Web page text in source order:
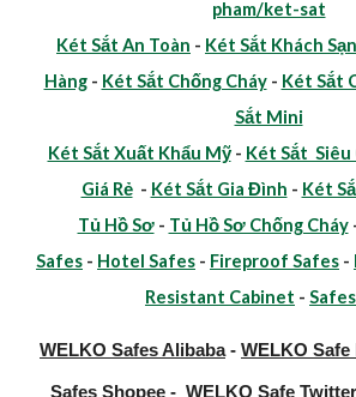
pham/ket-sat
Két Sắt An Toàn - Két Sắt Khách Sạn
Hàng- Két Sắt Chống Cháy- Két Sắt
Sắt Mini
Két Sắt Xuất Khẩu Mỹ- Két Sắt
Giá Rẻ- Két Sắt Gia Đình - Két
Tủ Hồ Sơ- Tủ Hồ Sơ Chống Cháy
Safes - Hotel Safes - Fireproof Safes -
Resistant Cabinet -
WELKO Safes Alibaba- WELKO Safe
Safes Shopee - WELKO Safe Twitter